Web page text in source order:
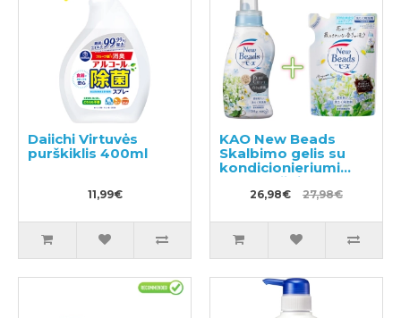
Daiichi Virtuvės
purškiklis 400ml
11,99€
KAO New Beads
Skalbimo gelis su
kondicionieriumi
740g + užpildas 650g
26,98€ 27,98€